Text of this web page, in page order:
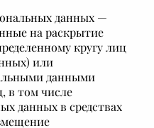
данных —
на раскрытие
кругу лиц
или
данными
в том числе
данных в средствах